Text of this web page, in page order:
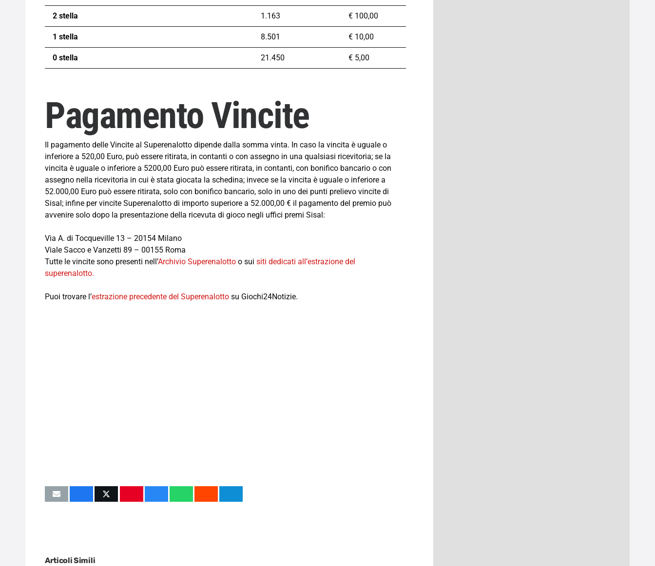
2 stella 1.163 € 100,00
1 stella 8.501 € 10,00
0 stella 21.450 € 5,00
Pagamento Vincite
Il pagamento delle Vincite al Superenalotto dipende dalla somma vinta. In caso la vincita è uguale o
inferiore a 520,00 Euro, può essere ritirata, in contanti o con assegno in una qualsiasi ricevitoria; se la
vincita è uguale o inferiore a 5200,00 Euro può essere ritirata, in contanti, con bonifico bancario o con
assegno nella ricevitoria in cui è stata giocata la schedina; invece se la vincita è uguale o inferiore a
52.000,00 Euro può essere ritirata, solo con bonifico bancario, solo in uno dei punti prelievo vincite di
Sisal; infine per vincite Superenalotto di importo superiore a 52.000,00 € il pagamento del premio può
avvenire solo dopo la presentazione della ricevuta di gioco negli uffici premi Sisal:
Via A. di Tocqueville 13 – 20154 Milano
Viale Sacco e Vanzetti 89 – 00155 Roma
Tutte le vincite sono presenti nell’Archivio Superenalotto o sui siti dedicati all’estrazione del
superenalotto.
Puoi trovare l’estrazione precedente del Superenalotto su Giochi24Notizie.
Articoli Simili